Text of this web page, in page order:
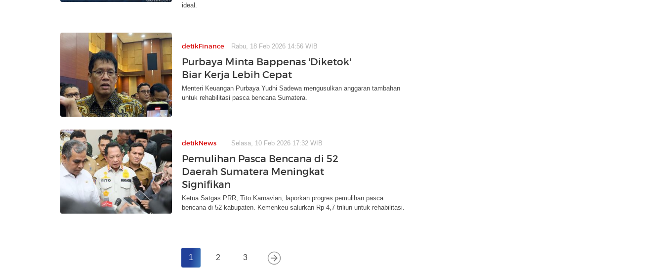
ideal.
detikFinance Rabu, 18 Feb 2026 14:56 WIB
Purbaya Minta Bappenas 'Diketok'
Biar Kerja Lebih Cepat
Menteri Keuangan Purbaya Yudhi Sadewa mengusulkan anggaran tambahan
untuk rehabilitasi pasca bencana Sumatera.
detikNews Selasa, 10 Feb 2026 17:32 WIB
Pemulihan Pasca Bencana di 52
Daerah Sumatera Meningkat
Signifikan
Ketua Satgas PRR, Tito Karnavian, laporkan progres pemulihan pasca
bencana di 52 kabupaten. Kemenkeu salurkan Rp 4,7 triliun untuk rehabilitasi.
1 2 3